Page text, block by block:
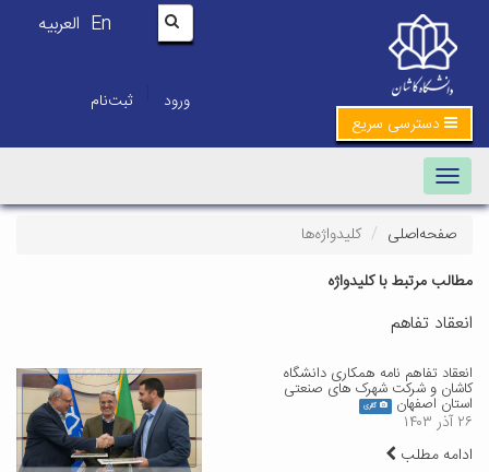
En العربیه
ورود | ثبت‌نام
دسترسی سریع
Toggle navigation
صفحه‌اصلی
کلیدواژه‌ها
مطالب مرتبط با کلیدواژه
انعقاد تفاهم
انعقاد تفاهم نامه همکاری دانشگاه
کاشان و شرکت شهرک های صنعتی
استان اصفهان گالری
۲۶ آذر ۱۴۰۳
ادامه مطلب